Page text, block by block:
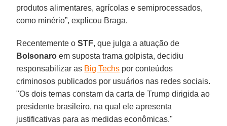
produtos alimentares, agrícolas e semiprocessados,
como minério”, explicou Braga.
Recentemente oSTF, que julga a atuação de
Bolsonaro em suposta trama golpista, decidiu
responsabilizar as Big Techs por conteúdos
criminosos publicados por usuários nas redes sociais.
"Os dois temas constam da carta de Trump dirigida ao
presidente brasileiro, na qual ele apresenta
justificativas para as medidas econômicas."